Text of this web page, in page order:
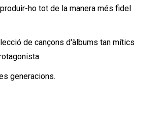
ho tot de la manera més fidel
de cançons d'àlbums tan mítics
generacions.